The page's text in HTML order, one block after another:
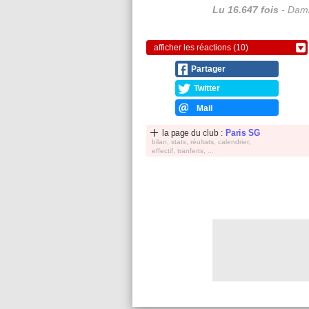
Lu 16.647 fois -
afficher les réactions (10)
Partager
Twitter
Mail
la page du club : Paris SG
bilan, stats, réultats, calendrier,
effectif, tranferts, ...